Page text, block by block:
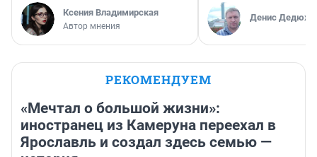
Ксения Владимирская
Автор мнения
Денис
РЕКОМЕНДУЕМ
«Мечтал о большой жизни»:
иностранец из Камеруна переехал в
Ярославль и создал здесь семью —